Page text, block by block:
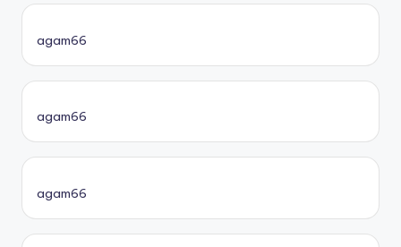
agam66
agam66
agam66